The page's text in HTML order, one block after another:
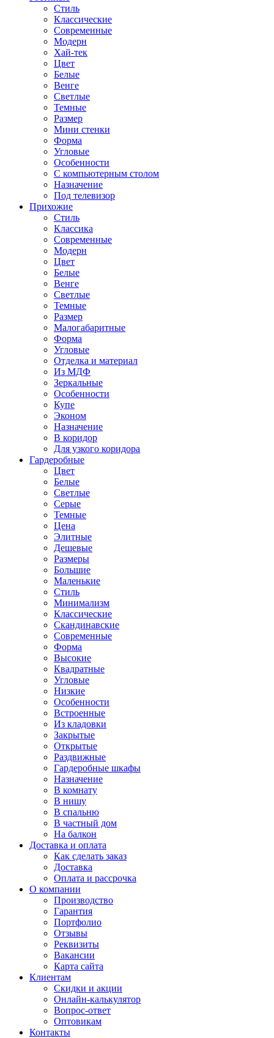
Стиль
Классические
Современные
Модерн
Хай-тек
Цвет
Белые
Венге
Светлые
Темные
Размер
Мини стенки
Форма
Угловые
Особенности
С компьютерным столом
Назначение
Под телевизор
Прихожие
Стиль
Классика
Современные
Модерн
Цвет
Белые
Венге
Светлые
Темные
Размер
Малогабаритные
Форма
Угловые
Отделка и материал
Из МДФ
Зеркальные
Особенности
Купе
Эконом
Назначение
В коридор
Для узкого коридора
Гардеробные
Цвет
Белые
Светлые
Серые
Темные
Цена
Элитные
Дешевые
Размеры
Большие
Маленькие
Стиль
Минимализм
Классические
Скандинавские
Современные
Форма
Высокие
Квадратные
Угловые
Низкие
Особенности
Встроенные
Из кладовки
Закрытые
Открытые
Раздвижные
Гардеробные шкафы
Назначение
В комнату
В нишу
В спальню
В частный дом
На балкон
Доставка и оплата
Как сделать заказ
Доставка
Оплата и рассрочка
О компании
Производство
Гарантия
Портфолио
Отзывы
Реквизиты
Вакансии
Карта сайта
Клиентам
Скидки и акции
Онлайн-калькулятор
Вопрос-ответ
Оптовикам
Контакты